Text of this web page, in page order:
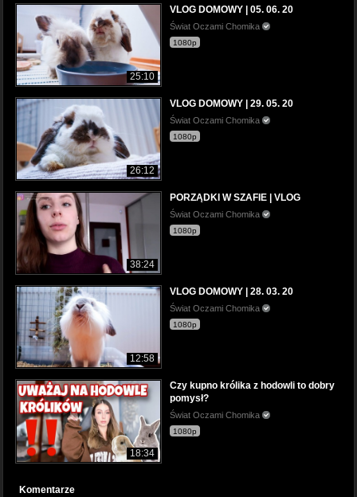
25:10
VLOG DOMOWY | 05. 06. 20
Świat Oczami Chomika
1080p
26:12
VLOG DOMOWY | 29. 05. 20
Świat Oczami Chomika
1080p
38:24
PORZĄDKI W SZAFIE | VLOG
Świat Oczami Chomika
1080p
12:58
VLOG DOMOWY | 28. 03. 20
Świat Oczami Chomika
1080p
18:34
Czy kupno królika z hodowli to dobry
pomysł?
Świat Oczami Chomika
1080p
Komentarze